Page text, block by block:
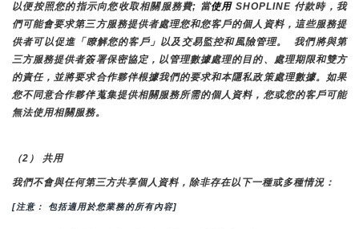
以便按照您的指示向您收取相關服務費; 當使用 SHOPLINE 付款時，我
們可能會要求第三方服務提供者處理您和您客戶的個人資料，這些服務提
供者可以促進「瞭解您的客戶」以及交易監控和風險管理。
我們將與第
三方服務提供者簽署保密協定，以管理數據處理的目的、處理期限和雙方
的責任，並將要求合作夥伴根據我們的要求和本隱私政策處理數據。如果
您不同意合作夥伴蒐集提供相關服務所需的個人資料，您或您的客戶可能
無法使用相關服務。
（2） 共用
我們不會與任何第三方共享個人資料，除非存在以下一種或多種情況：
[注意： 包括適用於您業務的所有內容]